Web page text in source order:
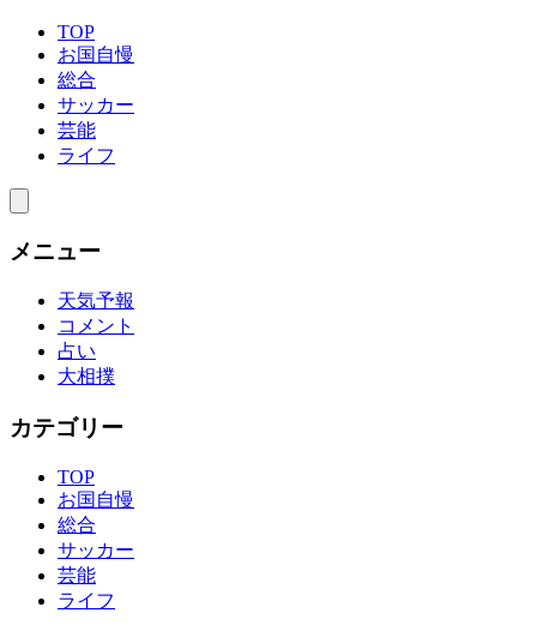
TOP
お国自慢
総合
サッカー
芸能
ライフ
メニュー
天気予報
コメント
占い
大相撲
カテゴリー
TOP
お国自慢
総合
サッカー
芸能
ライフ